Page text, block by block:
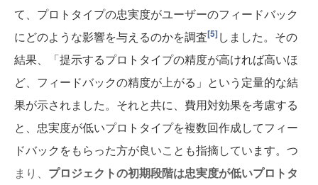
て、プロトタイプの忠実度がユーザーのフィードバック
にどのような影響を与えるのかを調査[5] しました。その
結果、「提示するプロトタイプの精度が高ければ高いほ
ど、フィードバックの精度が上がる」という定量的な結
果が示されました。それと共に、費用対効果を考慮する
と、忠実度が低いプロトタイプを複数回作成してフィー
ドバックをもらった方が良いことも指摘しています。つ
まり、 プロジェクトの初期段階は忠実度が低いプロトタ